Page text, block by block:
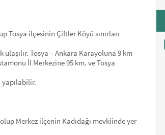
Tosya ilçesinin Çiftler Köyü sınırları
Tosya – Ankara Karayoluna 9 km
İl Merkezine 95 km. ve Tosya
yapılabilir.
Merkez ilçenin Kadıdağı mevkiinde yer